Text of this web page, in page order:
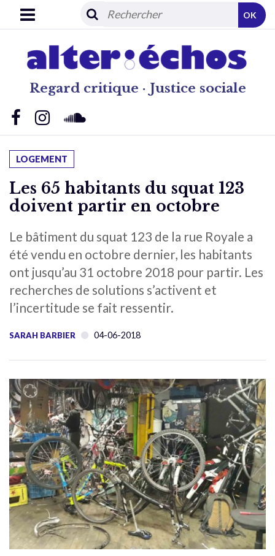
Regard critique · Justice sociale
OK
LOGEMENT
Les 65 habitants du squat 123
doivent partir en octobre
Le bâtiment du squat 123 de la rue Royale a
été vendu en octobre dernier, les habitants
ont jusqu’au 31 octobre 2018 pour partir. Les
recherches de solutions s’activent et
l’incertitude se fait ressentir.
SARAH BARBIER 04-06-2018